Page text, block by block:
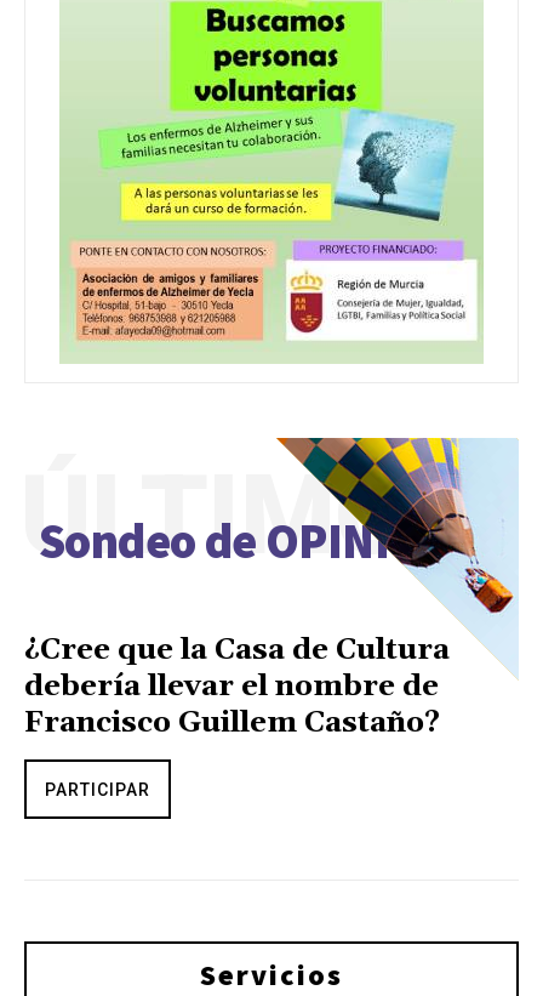
Sondeo de OPINIÓN
ÚLTIMO
¿Cree que la Casa de Cultura
debería llevar el nombre de
Francisco Guillem Castaño?
PARTICIPAR
Servicios